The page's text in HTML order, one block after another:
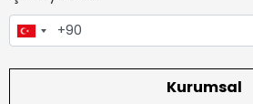
Kurumsal